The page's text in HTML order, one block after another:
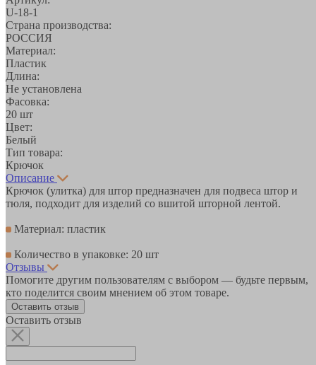
U-18-1
Страна производства:
РОССИЯ
Материал:
Пластик
Длина:
Не установлена
Фасовка:
20 шт
Цвет:
Белый
Тип товара:
Крючок
Описание
Крючок (улитка) для штор предназначен для подвеса штор и
тюля, подходит для изделий со вшитой шторной лентой.
Материал: пластик
Количество в упаковке: 20 шт
Отзывы
Помогите другим пользователям с выбором — будьте первым,
кто поделится своим мнением об этом товаре.
Оставить отзыв
Оставить отзыв